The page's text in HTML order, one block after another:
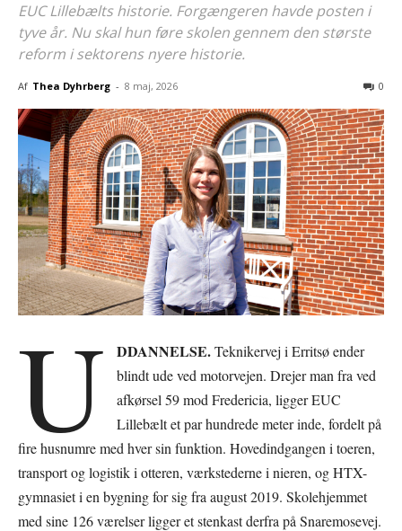
EUC Lillebælts historie. Forgængeren havde posten i
tyve år. Nu skal hun føre skolen gennem den største
reform i sektorens nyere historie.
Af Thea Dyhrberg - 8 maj, 2026 0
U DDANNELSE.Teknikervej i Erritsø ender
blindt ude ved motorvejen. Drejer man fra ved
afkørsel 59 mod Fredericia, ligger EUC
Lillebælt et par hundrede meter inde, fordelt på
fire husnumre med hver sin funktion. Hovedindgangen i toeren,
transport og logistik i otteren, værkstederne i nieren, og HTX-
gymnasiet i en bygning for sig fra august 2019. Skolehjemmet
med sine 126 værelser ligger et stenkast derfra på Snaremosevej.